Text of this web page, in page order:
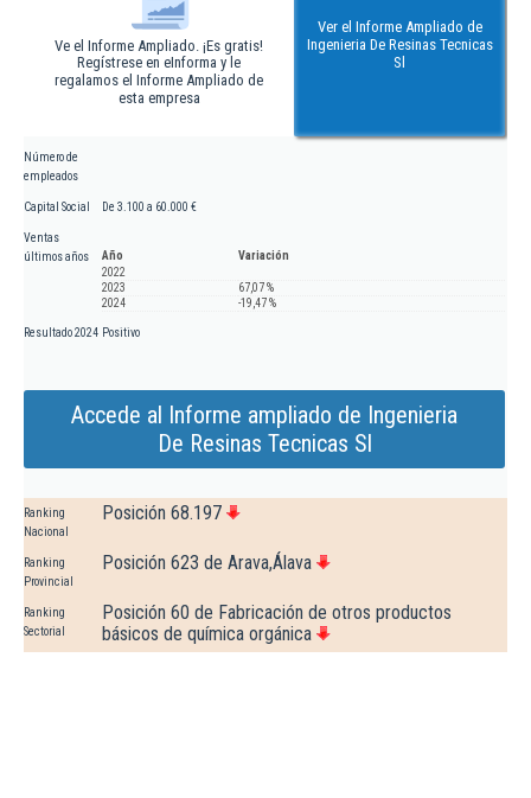
Ve el Informe Ampliado. ¡Es gratis!
Regístrese en eInforma y le
regalamos el Informe Ampliado de
esta empresa
Ver el Informe Ampliado de
Ingenieria De Resinas Tecnicas
Sl
Número de
empleados
Capital Social De 3.100 a 60.000 €
Ventas
últimos años
Año
Variación
2022
2023
67,07 %
2024
-19,47 %
Resultado 2024 Positivo
Accede al Informe ampliado de Ingenieria
De Resinas Tecnicas Sl
Ranking
Nacional
Posición 68.197
Ranking
Provincial
Posición 623 de Arava,Álava
Ranking
Sectorial
Posición 60 de Fabricación de otros productos
básicos de química orgánica